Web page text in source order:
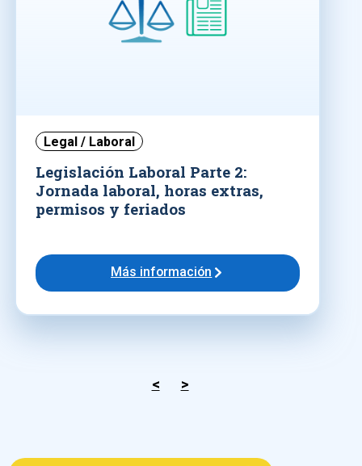
Legal / Laboral
Legislación Laboral Parte 2:
Jornada laboral, horas extras,
permisos y feriados
Más información
< >